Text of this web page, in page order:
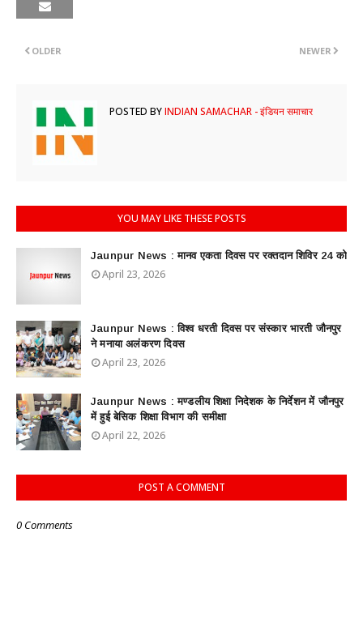
NEWER
OLDER
POSTED BYINDIAN SAMACHAR - इंडियन समाचार
YOU MAY LIKE THESE POSTS
Jaunpur News : ​मानव एकता दिवस पर रक्तदान शिविर 24 को
April 23, 2026
Jaunpur News : विश्व धरती दिवस पर संस्कार भारती जौनपुर
ने मनाया अलंकरण दिवस
April 23, 2026
Jaunpur News : ​मण्डलीय शिक्षा निदेशक के निर्देशन में जौनपुर
में हुई बेसिक शिक्षा विभाग की समीक्षा
April 22, 2026
POST A COMMENT
0 Comments